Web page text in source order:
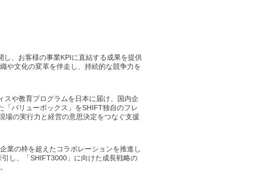
、お客様の事業KPIに直結する成果を提供
や文化の変革を伴走し、持続的な競争力を
や教育プログラムを日本に届け、国内企
バリューボックス」をSHIFT独自のフレ
場の実行力と経営の意思決定をつなぐ支援
業の枠を超えたコラボレーションを推進し
し、「SHIFT3000」に向けた成長戦略の